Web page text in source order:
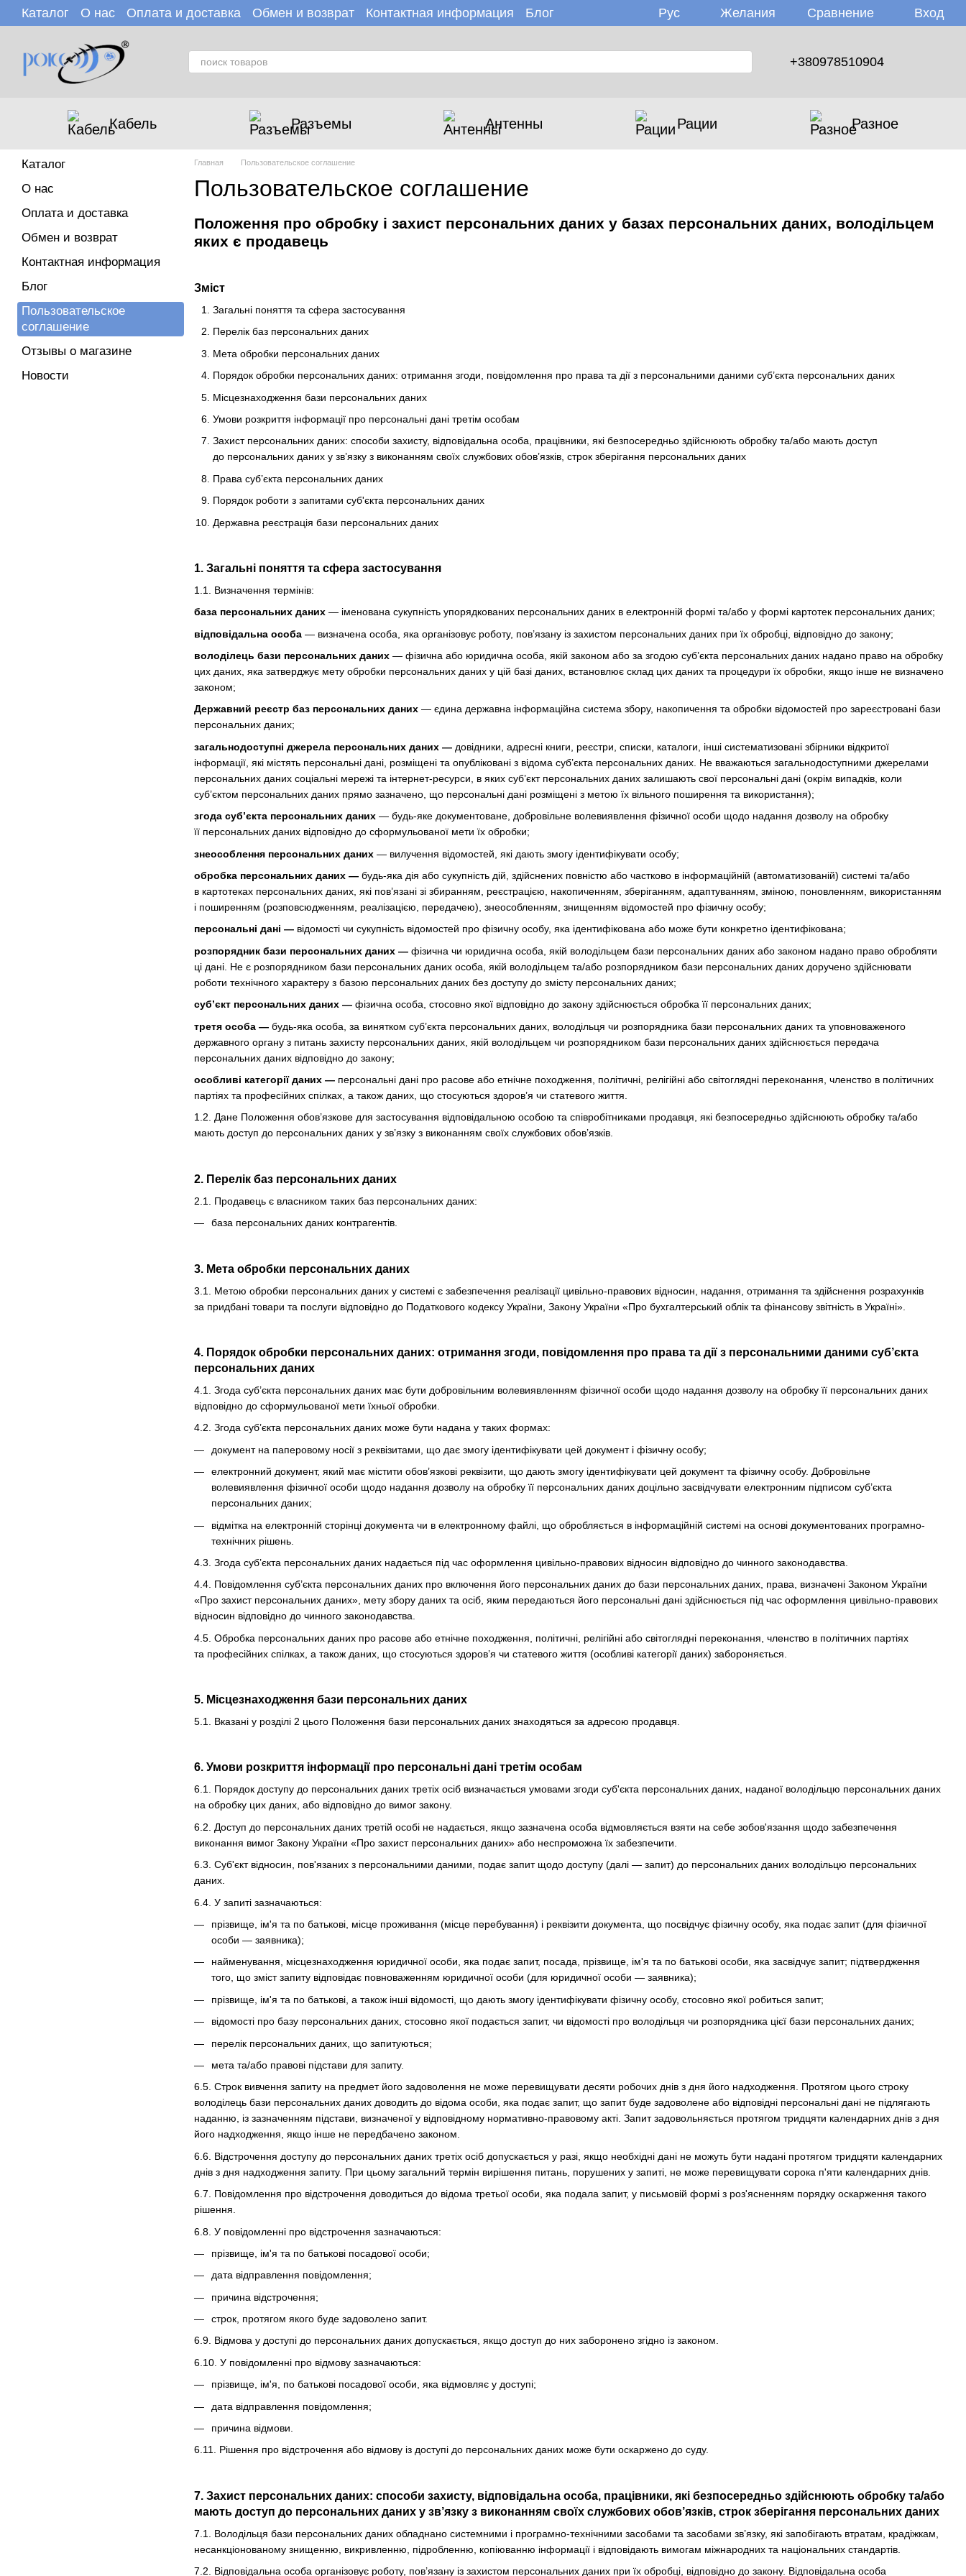
Перейти к основному контенту
Каталог О нас Оплата и доставка Обмен и возврат Контактная информация
Блог
Рус Желания Сравнение Вход
+380978510904
Кабель Разъемы Антенны Рации Разное
Главная Пользовательское соглашение
Пользовательское соглашение
Положення про обробку і захист персональних даних у базах персональних даних, володільцем
яких є продавець
Зміст
Загальні поняття та сфера застосування
Перелік баз персональних даних
Мета обробки персональних даних
Порядок обробки персональних даних: отримання згоди, повідомлення про права та дії з персональними даними суб’єкта персональних даних
Місцезнаходження бази персональних даних
Умови розкриття інформації про персональні дані третім особам
Захист персональних даних: способи захисту, відповідальна особа, працівники, які безпосередньо здійснюють обробку та/або мають доступ
до персональних даних у зв’язку з виконанням своїх службових обов’язків, строк зберігання персональних даних
Права суб’єкта персональних даних
Порядок роботи з запитами суб'єкта персональних даних
Державна реєстрація бази персональних даних
1. Загальні поняття та сфера застосування
1.1. Визначення термінів:
база персональних даних — іменована сукупність упорядкованих персональних даних в електронній формі та/або у формі картотек персональних даних;
відповідальна особа — визначена особа, яка організовує роботу, пов’язану із захистом персональних даних при їх обробці, відповідно до закону;
володілець бази персональних даних — фізична або юридична особа, якій законом або за згодою суб’єкта персональних даних надано право на обробку
цих даних, яка затверджує мету обробки персональних даних у цій базі даних, встановлює склад цих даних та процедури їх обробки, якщо інше не визначено
законом;
Державний реєстр баз персональних даних — єдина державна інформаційна система збору, накопичення та обробки відомостей про зареєстровані бази
персональних даних;
загальнодоступні джерела персональних даних — довідники, адресні книги, реєстри, списки, каталоги, інші систематизовані збірники відкритої
інформації, які містять персональні дані, розміщені та опубліковані з відома суб’єкта персональних даних. Не вважаються загальнодоступними джерелами
персональних даних соціальні мережі та інтернет-ресурси, в яких суб’єкт персональних даних залишають свої персональні дані (окрім випадків, коли
суб’єктом персональних даних прямо зазначено, що персональні дані розміщені з метою їх вільного поширення та використання);
згода суб’єкта персональних даних — будь-яке документоване, добровільне волевиявлення фізичної особи щодо надання дозволу на обробку
її персональних даних відповідно до сформульованої мети їх обробки;
знеособлення персональних даних — вилучення відомостей, які дають змогу ідентифікувати особу;
обробка персональних даних — будь-яка дія або сукупність дій, здійснених повністю або частково в інформаційній (автоматизованій) системі та/або
в картотеках персональних даних, які пов’язані зі збиранням, реєстрацією, накопиченням, зберіганням, адаптуванням, зміною, поновленням, використанням
і поширенням (розповсюдженням, реалізацією, передачею), знеособленням, знищенням відомостей про фізичну особу;
персональні дані — відомості чи сукупність відомостей про фізичну особу, яка ідентифікована або може бути конкретно ідентифікована;
розпорядник бази персональних даних — фізична чи юридична особа, якій володільцем бази персональних даних або законом надано право обробляти
ці дані. Не є розпорядником бази персональних даних особа, якій володільцем та/або розпорядником бази персональних даних доручено здійснювати
роботи технічного характеру з базою персональних даних без доступу до змісту персональних даних;
суб’єкт персональних даних — фізична особа, стосовно якої відповідно до закону здійснюється обробка її персональних даних;
третя особа — будь-яка особа, за винятком суб’єкта персональних даних, володільця чи розпорядника бази персональних даних та уповноваженого
державного органу з питань захисту персональних даних, якій володільцем чи розпорядником бази персональних даних здійснюється передача
персональних даних відповідно до закону;
особливі категорії даних — персональні дані про расове або етнічне походження, політичні, релігійні або світоглядні переконання, членство в політичних
партіях та професійних спілках, а також даних, що стосуються здоров’я чи статевого життя.
1.2. Дане Положення обов’язкове для застосування відповідальною особою та співробітниками продавця, які безпосередньо здійснюють обробку та/або
мають доступ до персональних даних у зв’язку з виконанням своїх службових обов’язків.
2. Перелік баз персональних даних
2.1. Продавець є власником таких баз персональних даних:
база персональних даних контрагентів.
3. Мета обробки персональних даних
3.1. Метою обробки персональних даних у системі є забезпечення реалізації цивільно-правових відносин, надання, отримання та здійснення розрахунків
за придбані товари та послуги відповідно до Податкового кодексу України, Закону України «Про бухгалтерський облік та фінансову звітність в Україні».
4. Порядок обробки персональних даних: отримання згоди, повідомлення про права та дії з персональними даними суб’єкта
персональних даних
4.1. Згода суб’єкта персональних даних має бути добровільним волевиявленням фізичної особи щодо надання дозволу на обробку її персональних даних
відповідно до сформульованої мети їхньої обробки.
4.2. Згода суб’єкта персональних даних може бути надана у таких формах:
документ на паперовому носії з реквізитами, що дає змогу ідентифікувати цей документ і фізичну особу;
електронний документ, який має містити обов’язкові реквізити, що дають змогу ідентифікувати цей документ та фізичну особу. Добровільне
волевиявлення фізичної особи щодо надання дозволу на обробку її персональних даних доцільно засвідчувати електронним підписом суб’єкта
персональних даних;
відмітка на електронній сторінці документа чи в електронному файлі, що обробляється в інформаційній системі на основі документованих програмно-
технічних рішень.
4.3. Згода суб’єкта персональних даних надається під час оформлення цивільно-правових відносин відповідно до чинного законодавства.
4.4. Повідомлення суб’єкта персональних даних про включення його персональних даних до бази персональних даних, права, визначені Законом України
«Про захист персональних даних», мету збору даних та осіб, яким передаються його персональні дані здійснюється під час оформлення цивільно-правових
відносин відповідно до чинного законодавства.
4.5. Обробка персональних даних про расове або етнічне походження, політичні, релігійні або світоглядні переконання, членство в політичних партіях
та професійних спілках, а також даних, що стосуються здоров’я чи статевого життя (особливі категорії даних) забороняється.
5. Місцезнаходження бази персональних даних
5.1. Вказані у розділі 2 цього Положення бази персональних даних знаходяться за адресою продавця.
6. Умови розкриття інформації про персональні дані третім особам
6.1. Порядок доступу до персональних даних третіх осіб визначається умовами згоди суб'єкта персональних даних, наданої володільцю персональних даних
на обробку цих даних, або відповідно до вимог закону.
6.2. Доступ до персональних даних третій особі не надається, якщо зазначена особа відмовляється взяти на себе зобов'язання щодо забезпечення
виконання вимог Закону України «Про захист персональних даних» або неспроможна їх забезпечити.
6.3. Суб'єкт відносин, пов'язаних з персональними даними, подає запит щодо доступу (далі — запит) до персональних даних володільцю персональних
даних.
6.4. У запиті зазначаються:
прізвище, ім'я та по батькові, місце проживання (місце перебування) і реквізити документа, що посвідчує фізичну особу, яка подає запит (для фізичної
особи — заявника);
найменування, місцезнаходження юридичної особи, яка подає запит, посада, прізвище, ім'я та по батькові особи, яка засвідчує запит; підтвердження
того, що зміст запиту відповідає повноваженням юридичної особи (для юридичної особи — заявника);
прізвище, ім'я та по батькові, а також інші відомості, що дають змогу ідентифікувати фізичну особу, стосовно якої робиться запит;
відомості про базу персональних даних, стосовно якої подається запит, чи відомості про володільця чи розпорядника цієї бази персональних даних;
перелік персональних даних, що запитуються;
мета та/або правові підстави для запиту.
6.5. Строк вивчення запиту на предмет його задоволення не може перевищувати десяти робочих днів з дня його надходження. Протягом цього строку
володілець бази персональних даних доводить до відома особи, яка подає запит, що запит буде задоволене або відповідні персональні дані не підлягають
наданню, із зазначенням підстави, визначеної у відповідному нормативно-правовому акті. Запит задовольняється протягом тридцяти календарних днів з дня
його надходження, якщо інше не передбачено законом.
6.6. Відстрочення доступу до персональних даних третіх осіб допускається у разі, якщо необхідні дані не можуть бути надані протягом тридцяти календарних
днів з дня надходження запиту. При цьому загальний термін вирішення питань, порушених у запиті, не може перевищувати сорока п'яти календарних днів.
6.7. Повідомлення про відстрочення доводиться до відома третьої особи, яка подала запит, у письмовій формі з роз'ясненням порядку оскарження такого
рішення.
6.8. У повідомленні про відстрочення зазначаються:
прізвище, ім'я та по батькові посадової особи;
дата відправлення повідомлення;
причина відстрочення;
строк, протягом якого буде задоволено запит.
6.9. Відмова у доступі до персональних даних допускається, якщо доступ до них заборонено згідно із законом.
6.10. У повідомленні про відмову зазначаються:
прізвище, ім'я, по батькові посадової особи, яка відмовляє у доступі;
дата відправлення повідомлення;
причина відмови.
6.11. Рішення про відстрочення або відмову із доступі до персональних даних може бути оскаржено до суду.
7. Захист персональних даних: способи захисту, відповідальна особа, працівники, які безпосередньо здійснюють обробку та/або
мають доступ до персональних даних у зв’язку з виконанням своїх службових обов’язків, строк зберігання персональних даних
7.1. Володільця бази персональних даних обладнано системними і програмно-технічними засобами та засобами зв’язку, які запобігають втратам, крадіжкам,
несанкціонованому знищенню, викривленню, підробленню, копіюванню інформації і відповідають вимогам міжнародних та національних стандартів.
7.2. Відповідальна особа організовує роботу, пов’язану із захистом персональних даних при їх обробці, відповідно до закону. Відповідальна особа
Каталог
О нас
Оплата и доставка
Обмен и возврат
Контактная информация
Блог
Пользовательское
соглашение
Отзывы о магазине
Новости